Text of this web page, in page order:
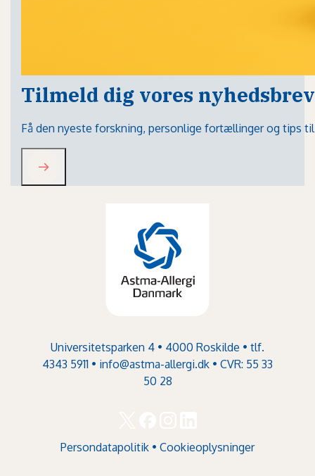
Tilmeld dig vores nyhedsbrev
Få den nyeste forskning, personlige fortællinger og tips
Universitetsparken 4 • 4000 Roskilde • tlf.
4343 5911 • info@astma-allergi.dk • CVR: 55 33
50 28
Persondatapolitik • Cookieoplysninger